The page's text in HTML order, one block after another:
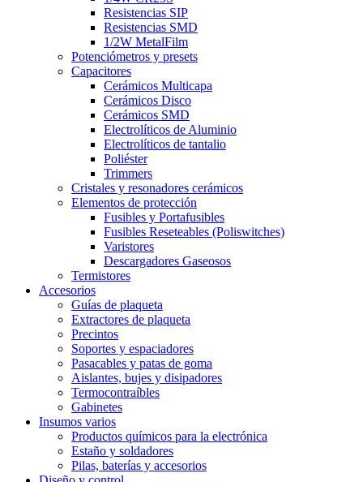
Resistencias SIP
Resistencias SMD
1/2W MetalFilm
Potenciómetros y presets
Capacitores
Cerámicos Multicapa
Cerámicos Disco
Cerámicos SMD
Electrolíticos de Aluminio
Electrolíticos de tantalio
Poliéster
Trimmers
Cristales y resonadores cerámicos
Elementos de protección
Fusibles y Portafusibles
Fusibles Reseteables (Poliswitches)
Varistores
Descargadores Gaseosos
Termistores
Accesorios
Guías de plaqueta
Extractores de plaqueta
Precintos
Soportes y espaciadores
Pasacables y patas de goma
Aislantes, bujes y disipadores
Termocontraíbles
Gabinetes
Insumos varios
Productos químicos para la electrónica
Estaño y soldadores
Pilas, baterías y accesorios